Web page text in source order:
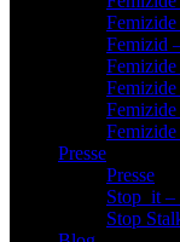
Femizid
Femizide
Femizide
Presse
Presse
Stop_it –
Stop